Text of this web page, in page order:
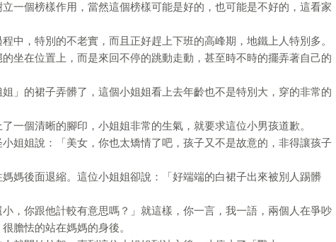
一個榜樣作用，當然這個榜樣可能是好的，也可能是不好的，這看家
中，特別的不老實，而且正好趕上下班的高峰期，地鐵上人特別多。
坐在位置上，而是來回不停的跳動走動，甚至時不時的擺弄著自己的
」的裙子弄髒了，這個小姐姐看上去年齡也不是特別大，穿的非常的
一個清晰的腳印，小姐姐非常的生氣，就要求這位小男孩道歉。
姐姐說：「美女，你也太矯情了吧，孩子又不是故意的，非得讓孩子
媽後面退縮。這位小姐姐卻說：「好端端的白裙子出來被別人踢髒
，你跟他計較有意思嗎？」就這樣，你一言，我一語，兩個人在爭吵
膽怯的站在媽媽的身後。